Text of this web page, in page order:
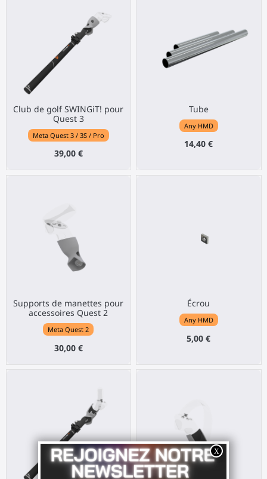
Club de golf SWINGiT! pour
Quest 3
Meta Quest 3 / 3S / Pro
39,00 €
Tube
Any HMD
14,40 €
Supports de manettes pour
accessoires Quest 2
Meta Quest 2
30,00 €
Écrou
Any HMD
5,00 €